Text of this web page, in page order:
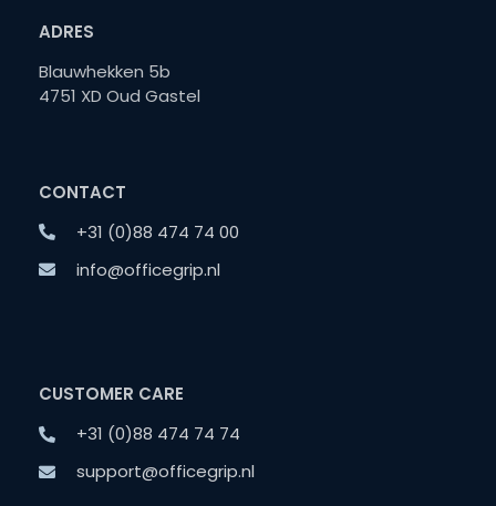
ADRES
Blauwhekken 5b
4751 XD Oud Gastel
CONTACT
+31 (0)88 474 74 00
info@officegrip.nl
CUSTOMER CARE
+31 (0)88 474 74 74
support@officegrip.nl